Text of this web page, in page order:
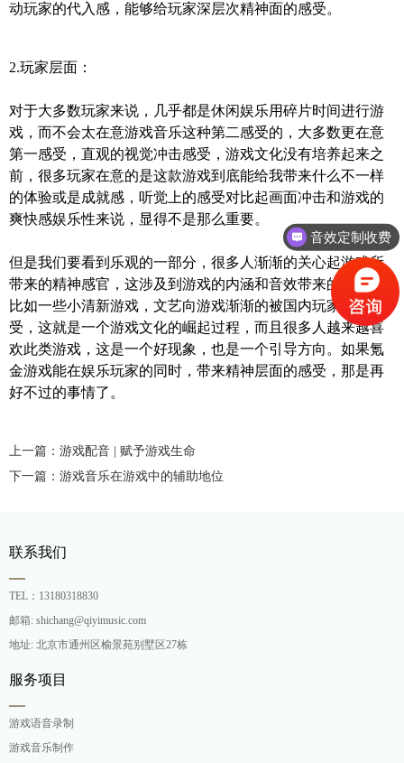
动玩家的代入感，能够给玩家深层次精神面的感受。
2.玩家层面：
对于大多数玩家来说，几乎都是休闲娱乐用碎片时间进行游
戏，而不会太在意游戏音乐这种第二感受的，大多数更在意
第一感受，直观的视觉冲击感受，游戏文化没有培养起来之
前，很多玩家在意的是这款游戏到底能给我带来什么不一样
的体验或是成就感，听觉上的感受对比起画面冲击和游戏的
爽快感娱乐性来说，显得不是那么重要。
但是我们要看到乐观的一部分，很多人渐渐的关心起游戏所
带来的精神感官，这涉及到游戏的内涵和音效带来的感受，
比如一些小清新游戏，文艺向游戏渐渐的被国内玩家所接
受，这就是一个游戏文化的崛起过程，而且很多人越来越喜
欢此类游戏，这是一个好现象，也是一个引导方向。如果氪
金游戏能在娱乐玩家的同时，带来精神层面的感受，那是再
好不过的事情了。
上一篇：游戏配音 | 赋予游戏生命
下一篇：游戏音乐在游戏中的辅助地位
联系我们
TEL：13180318830
邮箱: shichang@qiyimusic.com
地址: 北京市通州区榆景苑别墅区27栋
服务项目
游戏语音录制
游戏音乐制作
音效定制收费